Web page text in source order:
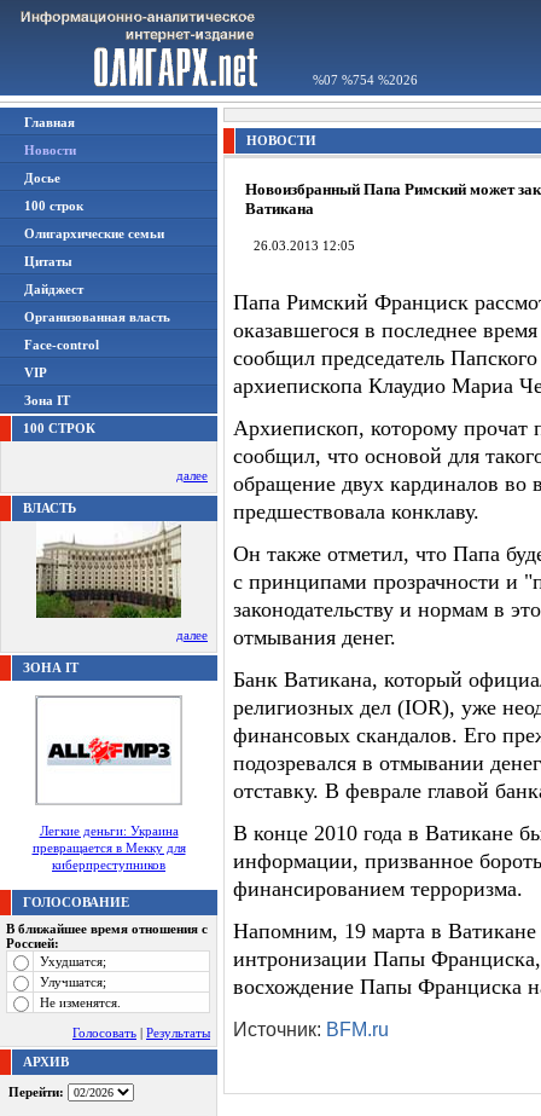
%07 %754 %2026
Главная
Новости
Досье
100 строк
Олигархические семьи
Цитаты
Дайджест
Организованная власть
Face-control
VIP
Зона IT
100 СТРОК
далее
ВЛАСТЬ
далее
ЗОНА IT
Легкие деньги: Украина
превращается в Мекку для
киберпреступников
ГОЛОСОВАНИЕ
В ближайшее время отношения с
Россией:
Ухудшатся;
Улучшатся;
Не изменятся.
Голосовать | Результаты
АРХИВ
Перейти:
НОВОСТИ
Новоизбранный Папа Римский может
Ватикана
26.03.2013 12:05
Папа Римский Франциск
оказавшегося в последнее
сообщил председатель
архиепископа Клаудио Мариа
Архиепископ, которому прочат
сообщил, что основой для
обращение двух кардиналов во
предшествовала конклаву.
Он также отметил, что Папа
с принципами прозрачности и
законодательству и нормам в
отмывания денег.
Банк Ватикана, который
религиозных дел (IOR), уже
финансовых скандалов. Его
подозревался в отмывании
отставку. В феврале главой
В конце 2010 года в Ватикане
информации, призванное
финансированием терроризма.
Напомним, 19 марта в Ватикане
интронизации Папы
восхождение Папы Франциска
Источник: BFM.ru